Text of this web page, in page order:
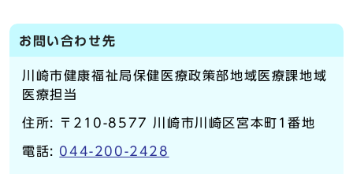
お問い合わせ先
川崎市健康福祉局保健医療政策部地域医療課地域
医療担当
住所: 〒210-8577 川崎市川崎区宮本町1番地
電話: 044-200-2428